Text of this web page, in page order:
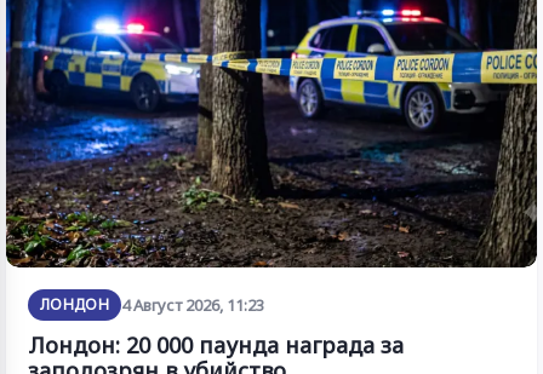
ЛОНДОН 4 Август 2026, 11:23
Лондон: 20 000 паунда награда за